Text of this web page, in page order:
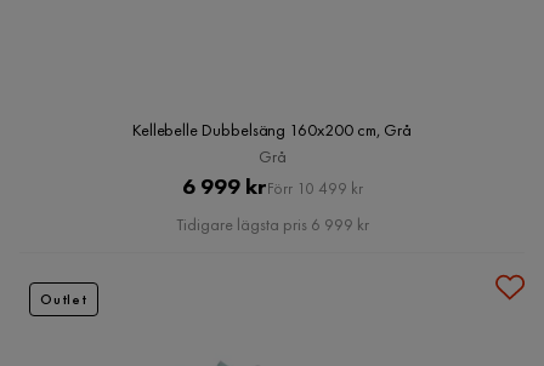
Kellebelle Dubbelsäng 160x200 cm, Grå
Grå
Pris
6 999 krOriginal
Pris
Förr 10 499 kr
Tidigare lägsta pris 6 999 kr
Outlet